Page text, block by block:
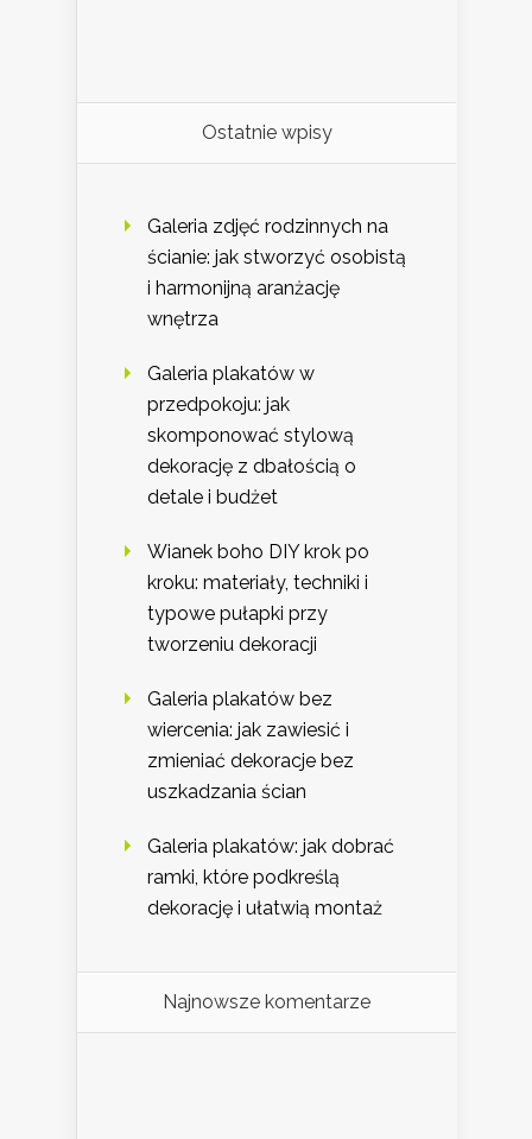
Ostatnie wpisy
Galeria zdjęć rodzinnych na
ścianie: jak stworzyć osobistą
i harmonijną aranżację
wnętrza
Galeria plakatów w
przedpokoju: jak
skomponować stylową
dekorację z dbałością o
detale i budżet
Wianek boho DIY krok po
kroku: materiały, techniki i
typowe pułapki przy
tworzeniu dekoracji
Galeria plakatów bez
wiercenia: jak zawiesić i
zmieniać dekoracje bez
uszkadzania ścian
Galeria plakatów: jak dobrać
ramki, które podkreślą
dekorację i ułatwią montaż
Najnowsze komentarze